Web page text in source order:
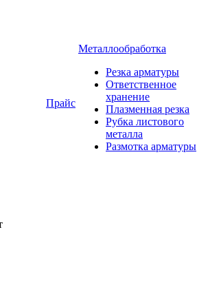
Прайс
Металлообработка
Резка арматуры
Ответственное
хранение
Плазменная резка
Рубка листового
металла
Размотка арматуры